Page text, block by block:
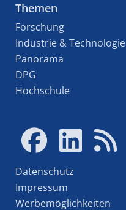
Themen
Forschung
Industrie & Technologie
Panorama
DPG
Hochschule
Datenschutz
Impressum
Werbemöglichkeiten